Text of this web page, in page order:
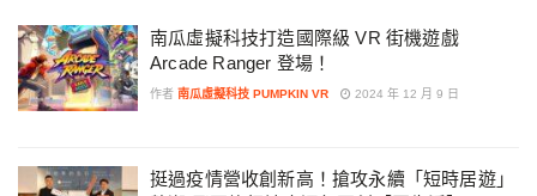
南瓜虛擬科技打造國際級 VR 街機遊戲
Arcade Ranger 登場！
作者 南瓜虛擬科技 PUMPKIN VR 2024 年 12 月 9 日
挺過疫情營收創新高！搶攻永續「短時居遊」